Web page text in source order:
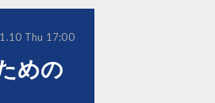
めの
Thu 17:00